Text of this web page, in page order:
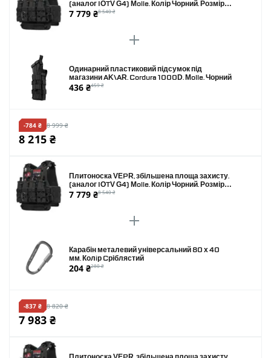
(аналог IOTV G4) Molle. Колір Чорний. Розмір
XL
7 779 ₴8 540 ₴
Одинарний пластиковий підсумок під
магазини AK\AR. Cordura 1000D. Molle. Чорний
436 ₴459 ₴
-784 ₴ 8 999 ₴
8 215 ₴
Плитоноска VEPR, збільшена площа захисту.
(аналог IOTV G4) Molle. Колір Чорний. Розмір
XL
7 779 ₴8 540 ₴
Карабін металевий універсальний 80 х 40
мм. Колiр Cріблястий
204 ₴280 ₴
-837 ₴ 8 820 ₴
7 983 ₴